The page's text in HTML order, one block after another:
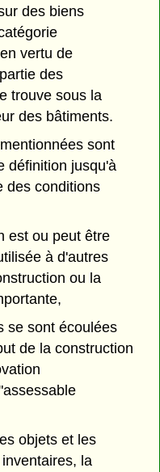
des biens
vertu de
des
trouve sous la
des bâtiments.
sont
définition jusqu'à
des conditions
est ou peut être
à d'autres
ou la
se sont écoulées
de la construction
objets et les
la